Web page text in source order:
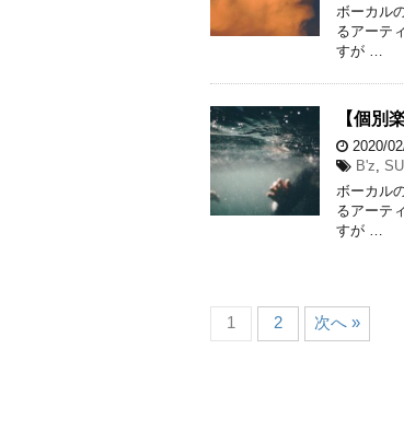
ボーカル
るアーテ
すが …
【個別
2020/
B'z
ボーカル
るアーテ
すが …
1 2 次へ »